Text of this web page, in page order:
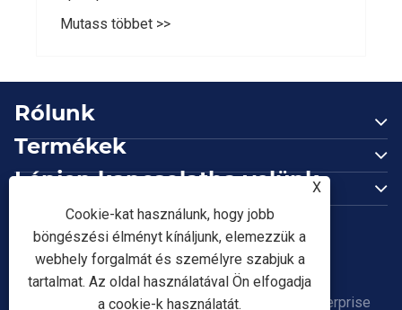
Mutass többet >>
Rólunk
Termékek
Lépjen kapcsolatba velünk
KÖVESS MINKET
Copyright © 2026 Tianjin Shunchen Hongye Enterprise
X
Cookie-kat használunk, hogy jobb
böngészési élményt kínáljunk, elemezzük a
webhely forgalmát és személyre szabjuk a
tartalmat. Az oldal használatával Ön elfogadja
a cookie-k használatát.